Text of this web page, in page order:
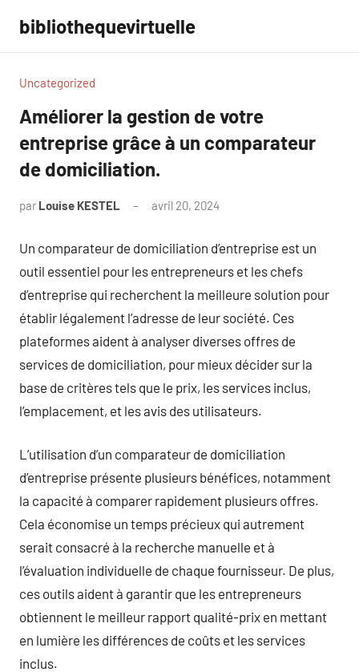
contenu
bibliothequevirtuelle
Uncategorized
Améliorer la gestion de votre
entreprise grâce à un comparateur
de domiciliation.
par Louise KESTEL avril 20, 2024
Un comparateur de domiciliation d’entreprise est un
outil essentiel pour les entrepreneurs et les chefs
d’entreprise qui recherchent la meilleure solution pour
établir légalement l’adresse de leur société. Ces
plateformes aident à analyser diverses offres de
services de domiciliation, pour mieux décider sur la
base de critères tels que le prix, les services inclus,
l’emplacement, et les avis des utilisateurs.
L’utilisation d’un comparateur de domiciliation
d’entreprise présente plusieurs bénéfices, notamment
la capacité à comparer rapidement plusieurs offres.
Cela économise un temps précieux qui autrement
serait consacré à la recherche manuelle et à
l’évaluation individuelle de chaque fournisseur. De plus,
ces outils aident à garantir que les entrepreneurs
obtiennent le meilleur rapport qualité-prix en mettant
en lumière les différences de coûts et les services
inclus.